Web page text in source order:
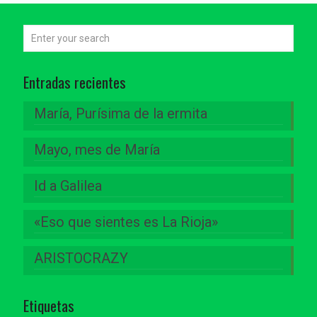
Entradas recientes
María, Purísima de la ermita
Mayo, mes de María
Id a Galilea
«Eso que sientes es La Rioja»
ARISTOCRAZY
Etiquetas